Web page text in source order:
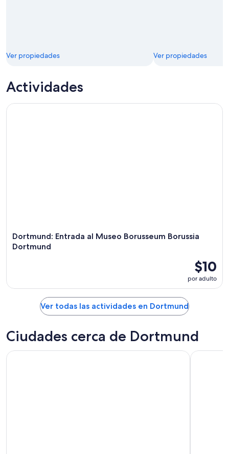
Ver propiedades Ver propiedades
Actividades
Dortmund: Entrada al Museo Borusseum Borussia
Dortmund
$10
por adulto
Dortmund: Entrada al Museo Borusseum Borussia Dortmund
Ver todas las actividades en Dortmund
Ciudades cerca de Dortmund